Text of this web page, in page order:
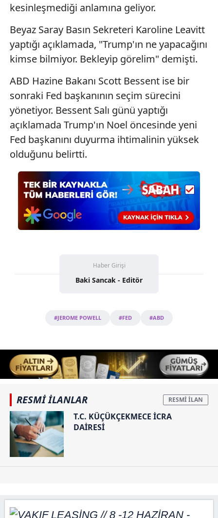
Çerezlere ilişkin tercihlerinizi aşağıda yer alan panel
için Ayarlar butonuna tıklayabilir,Çerez Bilgilendirme
Metnimiziziyaret edebilirsiniz.
6698 sayılı Kişisel Verilerin Korunması Kanunu uyarınca
hazırlanmış Aydınlatma Metnimizi okumak ve sitemizde
almak için lütfentıklayınız.
kesinleşmediği anlamına geliyor.
Beyaz Saray Basın Sekreteri Karoline Leavitt
yaptığı açıklamada, "Trump'ın ne yapacağını
kimse bilmiyor. Bekleyip görelim" demişti.
ABD Hazine Bakanı Scott Bessent ise bir
sonraki Fed başkanının seçim sürecini
yönetiyor. Bessent Salı günü yaptığı
açıklamada Trump'ın Noel öncesinde yeni
Fed başkanını duyurma ihtimalinin yüksek
olduğunu belirtti.
Haber Girişi
Baki Sancak - Editör
#JEROME POWELL #FED #ABD
RESMİ İLANLAR
T.C. KÜÇÜKÇEKMECE İCRA
DAİRESİ